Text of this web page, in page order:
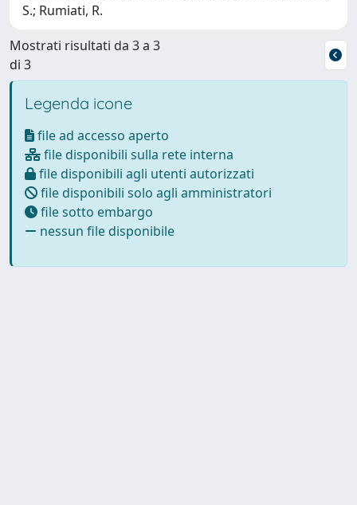
S.; Rumiati, R.
Mostrati risultati da 3 a 3
di 3
Legenda icone
file ad accesso aperto
file disponibili sulla rete interna
file disponibili agli utenti autorizzati
file disponibili solo agli amministratori
file sotto embargo
nessun file disponibile